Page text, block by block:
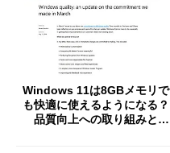
Windows 11は8GBメモリで
も快適に使えるようになる？
品質向上への取り組みと